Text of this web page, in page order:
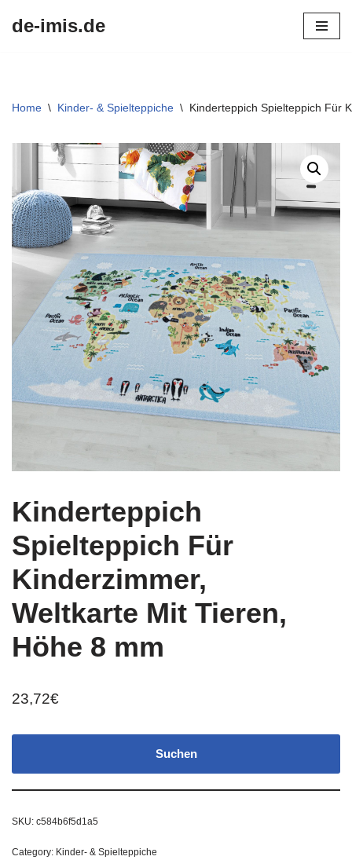
de-imis.de
Home \ Kinder- & Spielteppiche \ Kinderteppich Spielteppich Für
Kinderteppich
Spielteppich Für
Kinderzimmer,
Weltkarte Mit Tieren,
Höhe 8 mm
23,72€
Suchen
SKU: c584b6f5d1a5
Category: Kinder- & Spielteppiche